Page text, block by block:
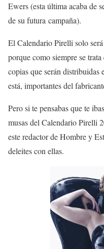
Ewers (esta última acaba de
de su futura campaña).
El Calendario Pirelli solo
porque como siempre se
copias que serán
está, importantes del
Pero si te pensabas que te
musas del Calendario Pirelli
este redactor de Hombre y
deleites con ellas.